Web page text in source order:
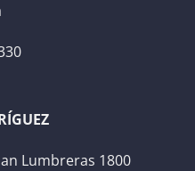
Lumbreras 1800